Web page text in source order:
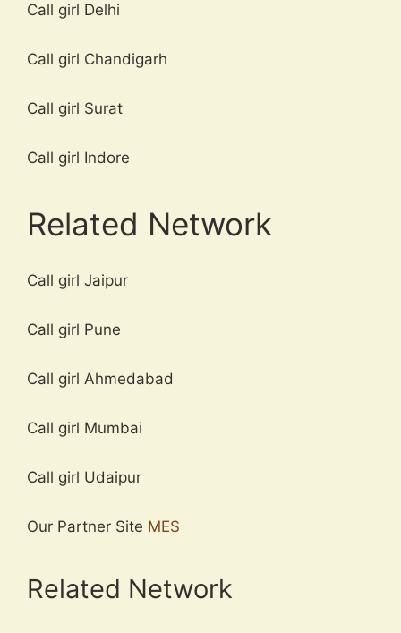
Call girl Delhi
Call girl Chandigarh
Call girl Surat
Call girl Indore
Related Network
Call girl Jaipur
Call girl Pune
Call girl Ahmedabad
Call girl Mumbai
Call girl Udaipur
Our Partner Site MES
Related Network